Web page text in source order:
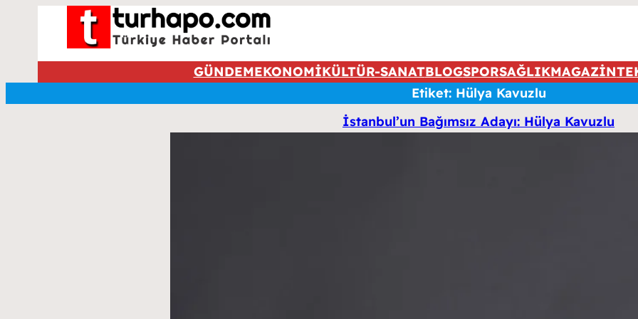
GÜNDEMEKONOMİKÜLTÜR-SANATBLOGSPORSAĞLIKMAGAZİN
Etiket: Hülya Kavuzlu
İstanbul’un Bağımsız Adayı: Hülya Kavuzlu